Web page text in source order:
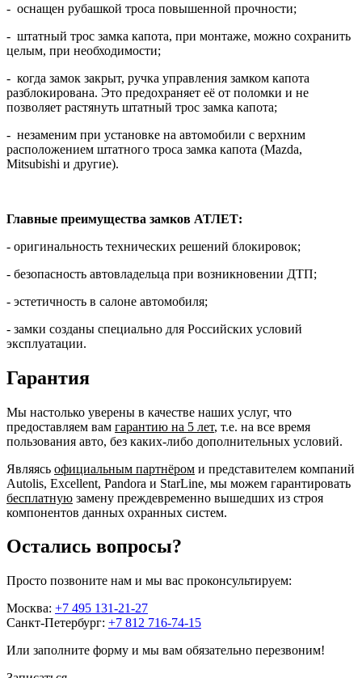
- оснащен рубашкой троса повышенной прочности;
- штатный трос замка капота, при монтаже, можно сохранить
целым, при необходимости;
- когда замок закрыт, ручка управления замком капота
разблокирована. Это предохраняет её от поломки и не
позволяет растянуть штатный трос замка капота;
- незаменим при установке на автомобили с верхним
расположением штатного троса замка капота (Mazda,
Mitsubishi и другие).
Главные преимущества замков АТЛЕТ:
- оригинальность технических решений блокировок;
- безопасность автовладельца при возникновении ДТП;
- эстетичность в салоне автомобиля;
- замки созданы специально для Российских условий
эксплуатации.
Гарантия
Мы настолько уверены в качестве наших услуг, что
предоставляем вам гарантию на 5 лет, т.е. на все время
пользования авто, без каких-либо дополнительных условий.
Являясь официальным партнёром и представителем компаний
Autolis, Excellent, Pandora и StarLine, мы можем гарантировать
бесплатную замену преждевременно вышедших из строя
компонентов данных охранных систем.
Остались вопросы?
Просто позвоните нам и мы вас проконсультируем:
Москва: +7 495 131-21-27
Санкт-Петербург: +7 812 716-74-15
Или заполните форму и мы вам обязательно перезвоним!